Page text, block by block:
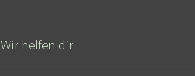
Wir helfen dir